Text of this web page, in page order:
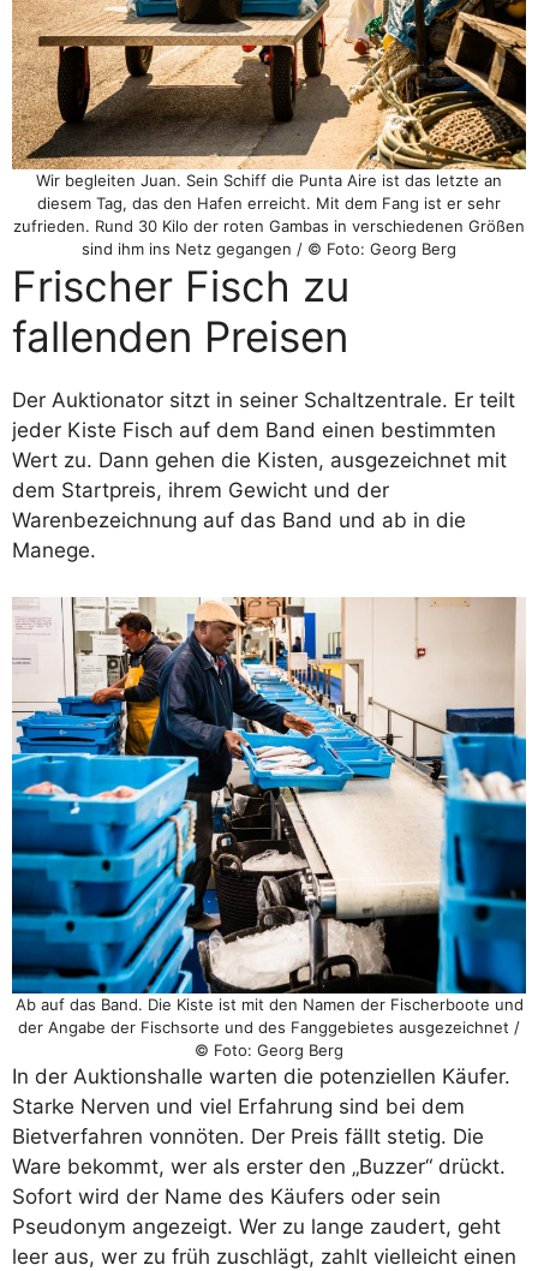
Wir begleiten Juan. Sein Schiff die Punta Aire ist das letzte an
diesem Tag, das den Hafen erreicht. Mit dem Fang ist er sehr
zufrieden. Rund 30 Kilo der roten Gambas in verschiedenen Größen
sind ihm ins Netz gegangen / © Foto: Georg Berg
Frischer Fisch zu
fallenden Preisen
Der Auktionator sitzt in seiner Schaltzentrale. Er teilt
jeder Kiste Fisch auf dem Band einen bestimmten
Wert zu. Dann gehen die Kisten, ausgezeichnet mit
dem Startpreis, ihrem Gewicht und der
Warenbezeichnung auf das Band und ab in die
Manege.
Ab auf das Band. Die Kiste ist mit den Namen der Fischerboote und
der Angabe der Fischsorte und des Fanggebietes ausgezeichnet /
© Foto: Georg Berg
In der Auktionshalle warten die potenziellen Käufer.
Starke Nerven und viel Erfahrung sind bei dem
Bietverfahren vonnöten. Der Preis fällt stetig. Die
Ware bekommt, wer als erster den „Buzzer“ drückt.
Sofort wird der Name des Käufers oder sein
Pseudonym angezeigt. Wer zu lange zaudert, geht
leer aus, wer zu früh zuschlägt, zahlt vielleicht einen